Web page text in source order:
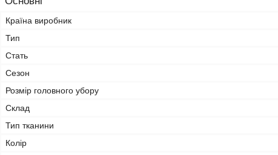
Країна виробник
Тип
Стать
Сезон
Розмір головного убору
Склад
Тип тканини
Колір